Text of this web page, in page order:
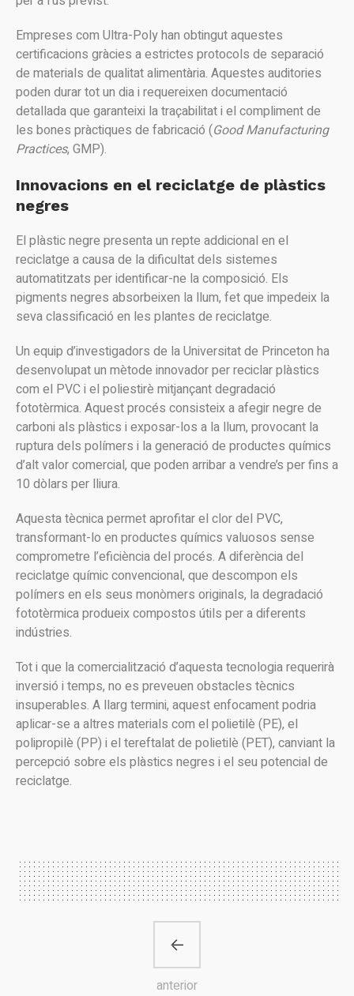
Empreses com Ultra-Poly han obtingut aquestes
certificacions gràcies a estrictes protocols de separació
de materials de qualitat alimentària. Aquestes auditories
poden durar tot un dia i requereixen documentació
detallada que garanteixi la traçabilitat i el compliment de
les bones pràctiques de fabricació (Good Manufacturing
Practices, GMP).
Innovacions en el reciclatge de plàstics
negres
El plàstic negre presenta un repte addicional en el
reciclatge a causa de la dificultat dels sistemes
automatitzats per identificar-ne la composició. Els
pigments negres absorbeixen la llum, fet que impedeix la
seva classificació en les plantes de reciclatge.
Un equip d’investigadors de la Universitat de Princeton ha
desenvolupat un mètode innovador per reciclar plàstics
com el PVC i el poliestirè mitjançant degradació
fototèrmica. Aquest procés consisteix a afegir negre de
carboni als plàstics i exposar-los a la llum, provocant la
ruptura dels polímers i la generació de productes químics
d’alt valor comercial, que poden arribar a vendre’s per fins a
10 dòlars per lliura.
Aquesta tècnica permet aprofitar el clor del PVC,
transformant-lo en productes químics valuosos sense
comprometre l’eficiència del procés. A diferència del
reciclatge químic convencional, que descompon els
polímers en els seus monòmers originals, la degradació
fototèrmica produeix compostos útils per a diferents
indústries.
Tot i que la comercialització d’aquesta tecnologia requerirà
inversió i temps, no es preveuen obstacles tècnics
insuperables. A llarg termini, aquest enfocament podria
aplicar-se a altres materials com el polietilè (PE), el
polipropilè (PP) i el tereftalat de polietilè (PET), canviant la
percepció sobre els plàstics negres i el seu potencial de
reciclatge.
anterior